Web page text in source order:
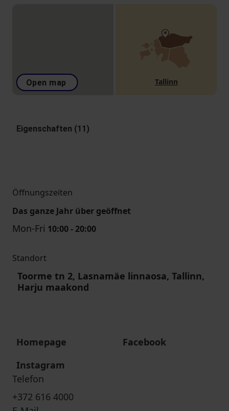
Open map Tallinn
Eigenschaften (11)
Öffnungszeiten
Das ganze Jahr über geöffnet
Mon-Fri 10:00 - 20:00
Standort
Toorme tn 2, Lasnamäe linnaosa, Tallinn,
Harju maakond
Homepage
Facebook
Instagram
Telefon
+372 616 4000